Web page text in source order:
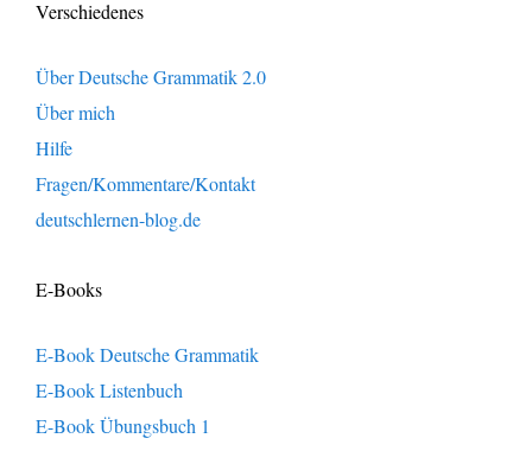
Verschiedenes
Über Deutsche Grammatik 2.0
Über mich
Hilfe
Fragen/Kommentare/Kontakt
deutschlernen-blog.de
E-Books
E-Book Deutsche Grammatik
E-Book Listenbuch
E-Book Übungsbuch 1